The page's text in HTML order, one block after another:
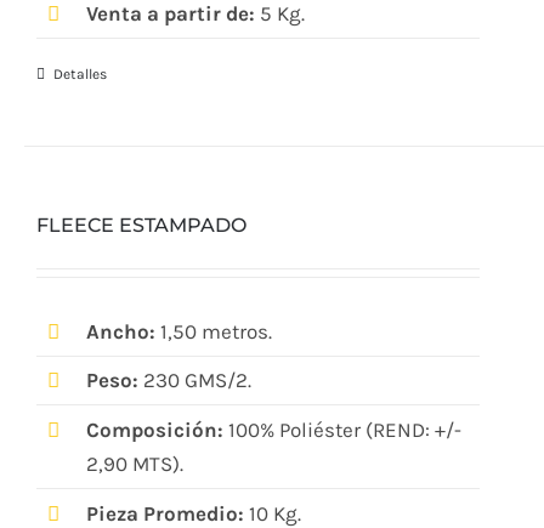
Venta a partir de: 5 Kg.
Detalles
FLEECE ESTAMPADO
Ancho: 1,50 metros.
Peso: 230 GMS/2.
Composición: 100% Poliéster (REND: +/-
2,90 MTS).
Pieza Promedio: 10 Kg.